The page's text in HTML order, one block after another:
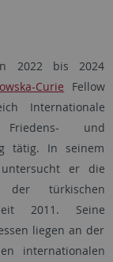
2022 bis 2024
Curie Fellow
Internationale
Friedens- und
tätig. In seinem
untersucht er die
der türkischen
2011. Seine
liegen an der
internationalen